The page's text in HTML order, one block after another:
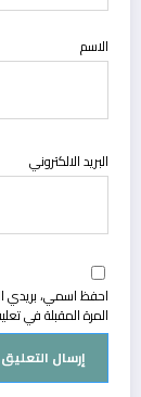
الاسم
البريد الالكتروني
احفظ اسمي، بريدي
المرة المقبلة في